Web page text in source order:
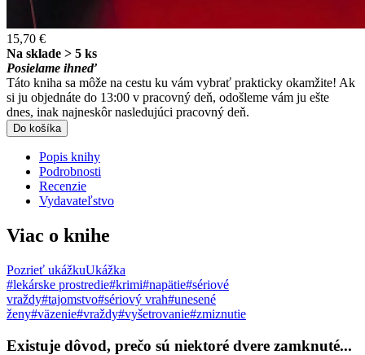
15,70 €
Na sklade > 5 ks
Posielame ihneď
Táto kniha sa môže na cestu ku vám vybrať prakticky okamžite! Ak
si ju objednáte do 13:00 v pracovný deň, odošleme vám ju ešte
dnes, inak najneskôr nasledujúci pracovný deň.
Do košíka
Popis knihy
Podrobnosti
Recenzie
Vydavateľstvo
Viac o knihe
Pozrieť ukážkuUkážka
#lekárske prostredie#krimi#napätie#sériové
vraždy#tajomstvo#sériový vrah#unesené
ženy#väzenie#vraždy#vyšetrovanie#zmiznutie
Existuje dôvod, prečo sú niektoré dvere zamknuté...